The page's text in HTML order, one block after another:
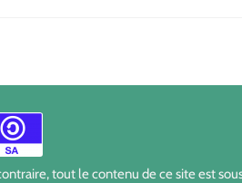
tout le contenu de ce site est